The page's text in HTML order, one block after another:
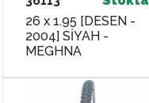
26 x 1.95 [DESEN -
2004] SİYAH -
MEGHNA